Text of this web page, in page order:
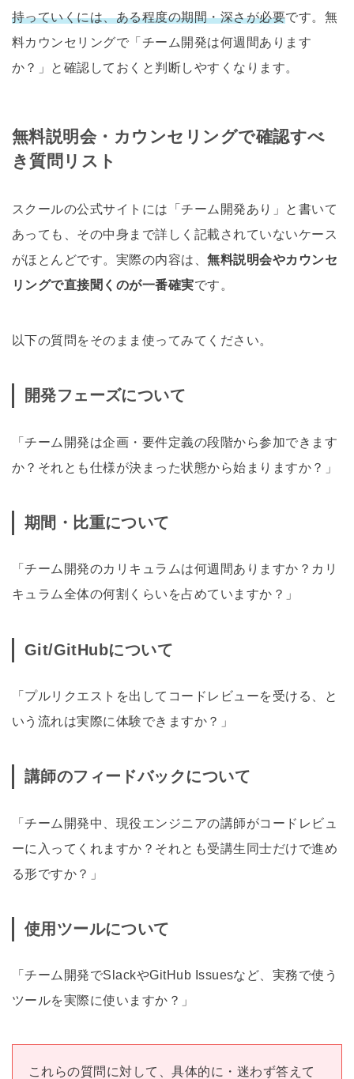
持っていくには、ある程度の期間・深さが必要です。無
料カウンセリングで「チーム開発は何週間あります
か？」と確認しておくと判断しやすくなります。
無料説明会・カウンセリングで確認すべ
き質問リスト
スクールの公式サイトには「チーム開発あり」と書いて
あっても、その中身まで詳しく記載されていないケース
がほとんどです。実際の内容は、無料説明会やカウンセ
リングで直接聞くのが一番確実です。
以下の質問をそのまま使ってみてください。
開発フェーズについて
「チーム開発は企画・要件定義の段階から参加できます
か？それとも仕様が決まった状態から始まりますか？」
期間・比重について
「チーム開発のカリキュラムは何週間ありますか？カリ
キュラム全体の何割くらいを占めていますか？」
Git/GitHubについて
「プルリクエストを出してコードレビューを受ける、と
いう流れは実際に体験できますか？」
講師のフィードバックについて
「チーム開発中、現役エンジニアの講師がコードレビュ
ーに入ってくれますか？それとも受講生同士だけで進め
る形ですか？」
使用ツールについて
「チーム開発でSlackやGitHub Issuesなど、実務で使う
ツールを実際に使いますか？」
これらの質問に対して、具体的に・迷わず答えて